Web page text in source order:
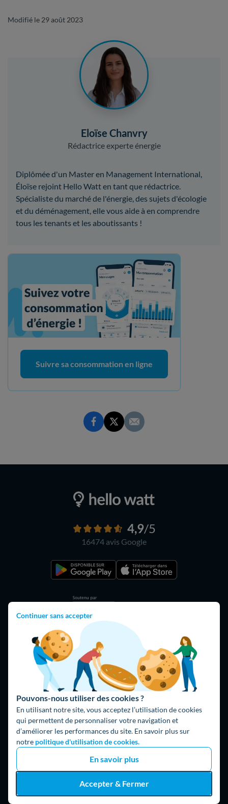
Continuer sans accepter
Pouvons-nous utiliser des cookies ?
En utilisant notre site, vous acceptez l’utilisation de cookies
qui permettent de personnaliser votre navigation et
d’améliorer les performances du site. En savoir plus sur
notre politique d'utilisation de cookies.
En savoir plus
Accepter & Fermer
Suivre sa consommation en ligne
Modifié le 29 août 2023
Eloïse Chanvry
Rédactrice experte énergie
Diplômée d'un Master en Management International,
Éloïse rejoint Hello Watt en tant que rédactrice.
Spécialiste du marché de l'énergie, des sujets d'écologie
et du déménagement, elle vous aide à en comprendre
tous les tenants et les aboutissants !
4,9/5
16474 avis Google
Hello What ?
Blog
L'équipe de rédaction
Hello Watt Espagne
Hello Team
Jobs
Parrainage